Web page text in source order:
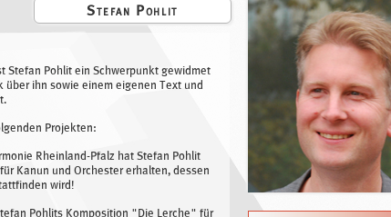
Stefan Pohlit
Stefan Pohlit ein Schwerpunkt gewidmet
über ihn sowie einem eigenen Text und
Projekten:
Rheinland-Pfalz hat Stefan Pohlit
Kanun und Orchester erhalten, dessen
wird!
Pohlits Komposition "Die Lerche" für